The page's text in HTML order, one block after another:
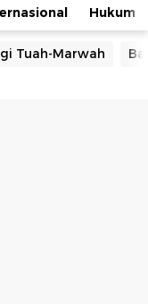
Hukum
Tuah-Marwah